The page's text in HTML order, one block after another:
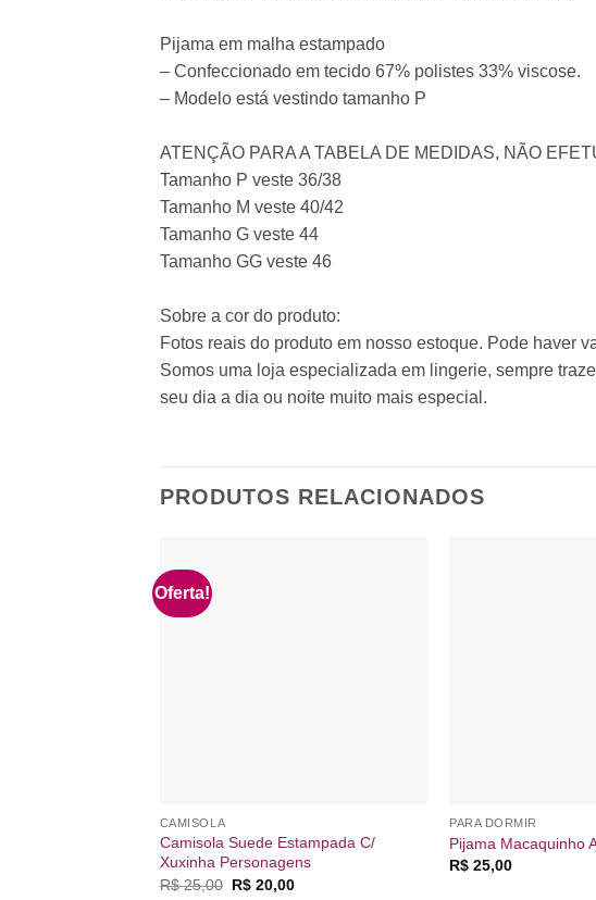
Pijama em malha estampado
– Confeccionado em tecido 67% polistes 33% viscose.
– Modelo está vestindo tamanho P
ATENÇÃO PARA A TABELA DE MEDIDAS, NÃO
Tamanho P veste 36/38
Tamanho M veste 40/42
Tamanho G veste 44
Tamanho GG veste 46
Sobre a cor do produto:
Fotos reais do produto em nosso estoque. Pode haver
Somos uma loja especializada em lingerie, sempre
seu dia a dia ou noite muito mais especial.
PRODUTOS RELACIONADOS
Oferta!
CAMISOLA
Camisola Suede Estampada C/
Xuxinha Personagens
R$25,00 O
R$ 20,00O
PARA DORMIR
Pijama Macaquinho
R$ 25,00